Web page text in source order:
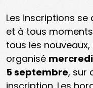
Les inscriptions se
et à tous
tous les nouveaux,
organisé
5septembre, sur